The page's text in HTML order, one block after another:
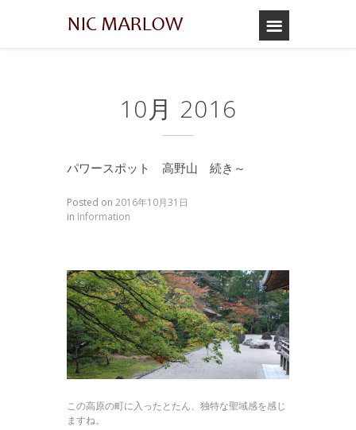
10月 2016
パワースポット 高野山 続き～
Posted on 2016年10月31日
in Information
この高原の町に入ったとたん、独特な聖域感を感じ
ますね。